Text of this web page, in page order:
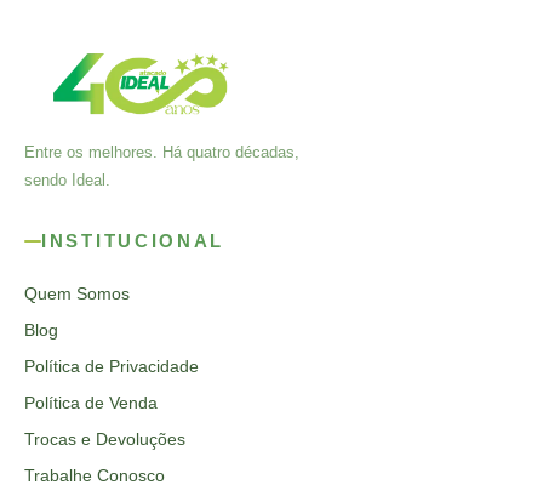
Entre os melhores. Há quatro décadas,
sendo Ideal.
INSTITUCIONAL
Quem Somos
Blog
Política de Privacidade
Política de Venda
Trocas e Devoluções
Trabalhe Conosco